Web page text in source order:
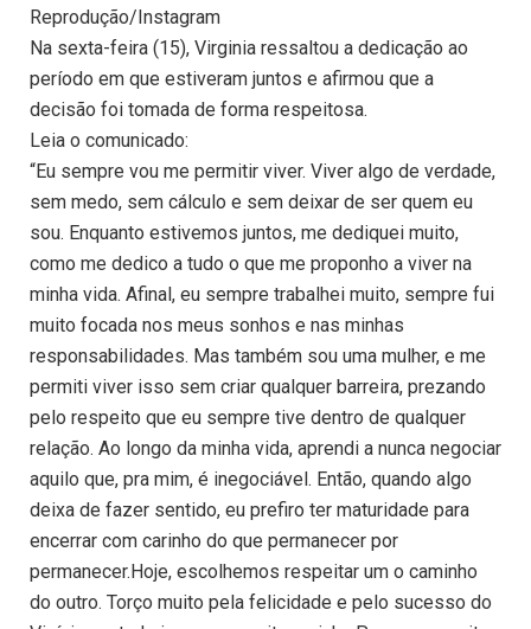
Reprodução/Instagram
Na sexta-feira (15), Virginia ressaltou a dedicação ao
período em que estiveram juntos e afirmou que a
decisão foi tomada de forma respeitosa.
Leia o comunicado:
“Eu sempre vou me permitir viver. Viver algo de verdade,
sem medo, sem cálculo e sem deixar de ser quem eu
sou. Enquanto estivemos juntos, me dediquei muito,
como me dedico a tudo o que me proponho a viver na
minha vida. Afinal, eu sempre trabalhei muito, sempre fui
muito focada nos meus sonhos e nas minhas
responsabilidades. Mas também sou uma mulher, e me
permiti viver isso sem criar qualquer barreira, prezando
pelo respeito que eu sempre tive dentro de qualquer
relação. Ao longo da minha vida, aprendi a nunca negociar
aquilo que, pra mim, é inegociável. Então, quando algo
deixa de fazer sentido, eu prefiro ter maturidade para
encerrar com carinho do que permanecer por
permanecer.Hoje, escolhemos respeitar um o caminho
do outro. Torço muito pela felicidade e pelo sucesso do